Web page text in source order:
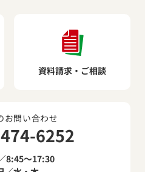
資料請求・ご相談
お問い合わせ
6252
8:45～17:30